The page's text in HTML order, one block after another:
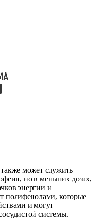
может служить
но в меньших дозах,
энергии и
полифенолами, которые
и могут
системы.